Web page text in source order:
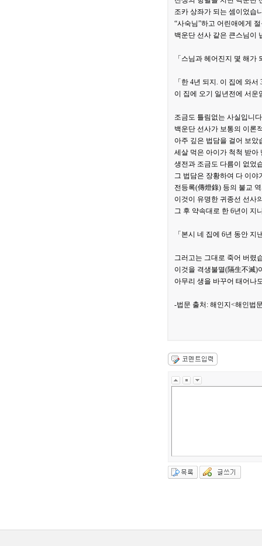
조카 상좌가 되는 셈이었습
“사숙님”하고 어린애에게
백운단 선사 같은 큰스님이
「스님과 헤어진지 몇 해가
「한 4년 되지. 이 집에 와서
이 집에 오기 일년전에 서운
조금도 틀림없는 사실입니
백운단 선사가 보통의 이론
아주 깊은 법담을 걸어 보았
세살 먹은 아이가 척척 받아
생전과 조금도 다름이 없었
그 법담은 장황하여 다 이야
전등록(傳燈錄) 등의 불교
이것이 유명한 귀종선 선사
그 후 약속대로 한 6년이 지
「본시 네 집에 6년 동안
그러고는 그대로 죽어 버렸
이것을 격생불멸(隔生不滅)
아무리 생을 바꾸어 태어나
-법문 출처: 해인지<해인법